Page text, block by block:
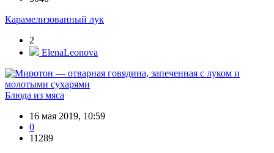
Карамелизованный лук
2
ElenaLeonova
Блюда из мяса
16 мая 2019, 10:59
0
11289